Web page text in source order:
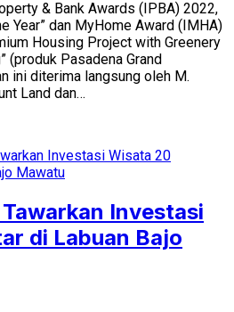
& Bank Awards (IPBA) 2022,
Year” dan MyHome Award (IMHA)
Housing Project with Greenery
(produk Pasadena Grand
ini diterima langsung oleh M.
Land dan…
Investasi
di Labuan Bajo